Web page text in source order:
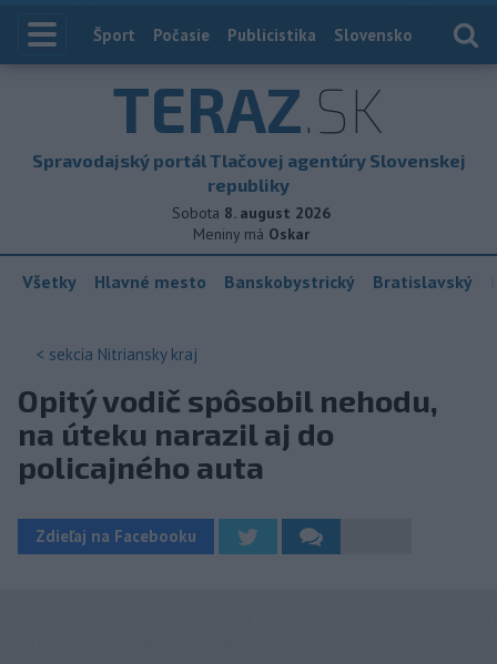
Index
Šport Počasie Publicistika Slovensko
TERAZ.SK
Spravodajský portál Tlačovej agentúry Slovenskej
republiky
Sobota 8. august 2026
Meniny má Oskar
Všetky Hlavné mesto Banskobystrický Bratislavský
< sekcia Nitriansky kraj
Opitý vodič spôsobil nehodu,
na úteku narazil aj do
policajného auta
Zdieľaj na Facebooku